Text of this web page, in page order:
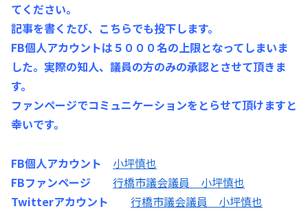
てください。
記事を書くたび、こちらでも投下します。
FB個人アカウントは５０００名の上限となってしまいま
した。実際の知人、議員の方のみの承認とさせて頂きま
す。
ファンページでコミュニケーションをとらせて頂けますと
幸いです。
FB個人アカウント
小坪慎也
FBファンページ
行橋市議会議員 小坪慎也
Twitterアカウント
行橋市議会議員 小坪慎也